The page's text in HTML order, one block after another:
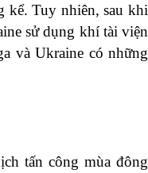
kể. Tuy nhiên, sau khi
sử dụng khí tài viện
và Ukraine có những
tấn công mùa đông